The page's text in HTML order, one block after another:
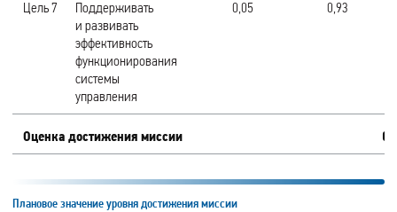
Цель 7
Поддерживать
и развивать
эффективность
функционирования
системы
управления
0,05 0,93
Оценка достижения миссии
Плановое значение уровня достижения миссии